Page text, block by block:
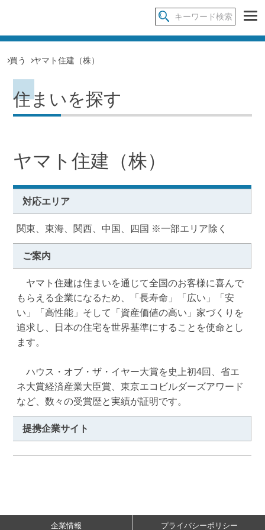
買う ヤマト住建（株）
住まいを探す
ヤマト住建（株）
対応エリア
関東、東海、関西、中国、四国 ※一部エリア除く
ご案内
ヤマト住建は住まいを通じて全国のお客様に喜んで
もらえる企業になるため、「長寿命」「広い」「安
い」「高性能」そして「資産価値の高い」家づくりを
追求し、日本の住宅を世界基準にすることを使命とし
ます。
ハウス・オブ・ザ・イヤー大賞を史上初4回、省エ
ネ大賞経済産業大臣賞、東京エコビルダーズアワード
など、数々の受賞歴と実績が証明です。
提携企業サイト
企業情報 プライバシーポリシー